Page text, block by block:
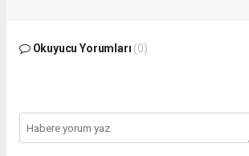
Okuyucu Yorumları (0)